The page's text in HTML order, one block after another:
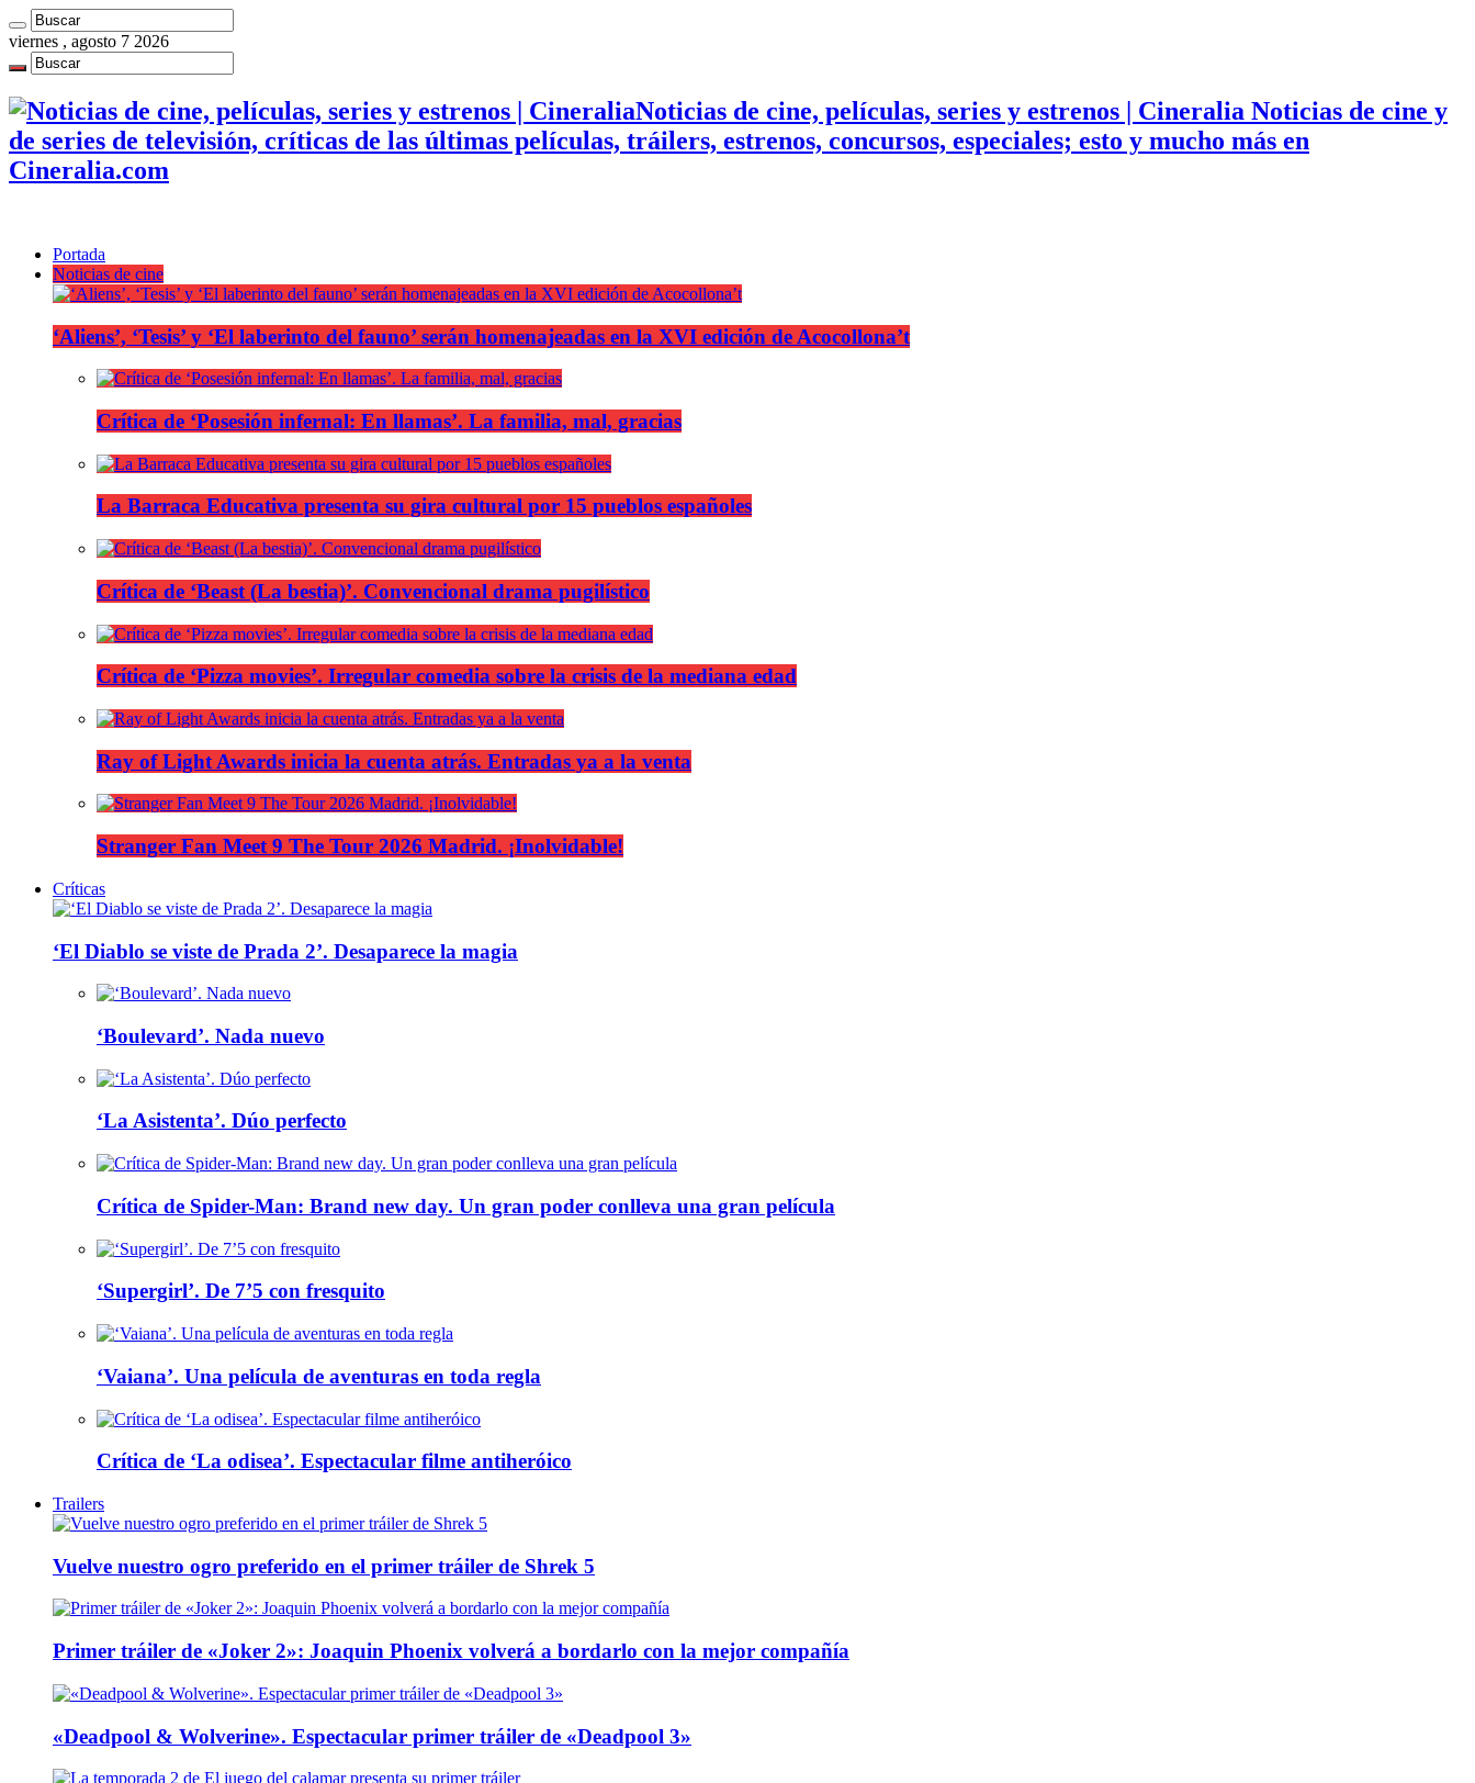
viernes , agosto 7 2026
Noticias de cine, películas, series y estrenos | Cineralia Noticias de cine y
de series de televisión, críticas de las últimas películas, tráilers, estrenos, concursos, especiales; esto y mucho más en
Cineralia.com
Portada
Noticias de cine
‘Aliens’, ‘Tesis’ y ‘El laberinto del fauno’ serán homenajeadas en la XVI edición de Acocollona’t
Crítica de ‘Posesión infernal: En llamas’. La familia, mal, gracias
La Barraca Educativa presenta su gira cultural por 15 pueblos españoles
Crítica de ‘Beast (La bestia)’. Convencional drama pugilístico
Crítica de ‘Pizza movies’. Irregular comedia sobre la crisis de la mediana edad
Ray of Light Awards inicia la cuenta atrás. Entradas ya a la venta
Stranger Fan Meet 9 The Tour 2026 Madrid. ¡Inolvidable!
Críticas
‘El Diablo se viste de Prada 2’. Desaparece la magia
‘Boulevard’. Nada nuevo
‘La Asistenta’. Dúo perfecto
Crítica de Spider-Man: Brand new day. Un gran poder conlleva una gran película
‘Supergirl’. De 7’5 con fresquito
‘Vaiana’. Una película de aventuras en toda regla
Crítica de ‘La odisea’. Espectacular filme antiheróico
Trailers
Vuelve nuestro ogro preferido en el primer tráiler de Shrek 5
Primer tráiler de «Joker 2»: Joaquin Phoenix volverá a bordarlo con la mejor compañía
«Deadpool & Wolverine». Espectacular primer tráiler de «Deadpool 3»